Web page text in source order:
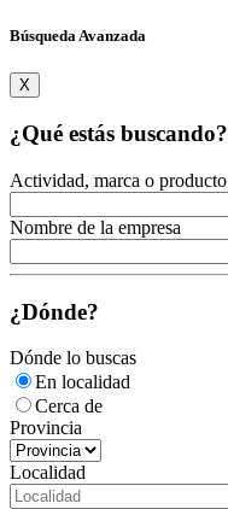
Búsqueda Avanzada
X
¿Qué estás buscando?
Actividad, marca o producto
Nombre de la empresa
¿Dónde?
Dónde lo buscas
En localidad
Cerca de
Provincia
Localidad